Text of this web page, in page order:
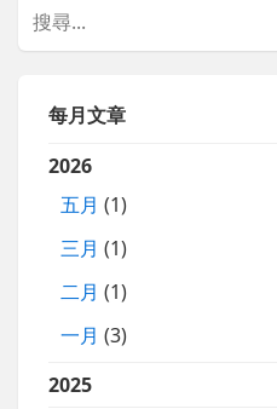
每月文章
2026
五月 (1)
三月 (1)
二月 (1)
一月 (3)
2025